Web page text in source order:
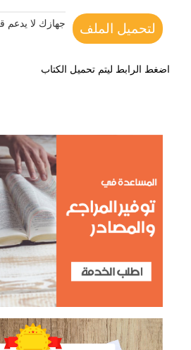
لتحميل الملف جهازك لا يدعم
اضغط الرابط ليتم تحميل الكتاب